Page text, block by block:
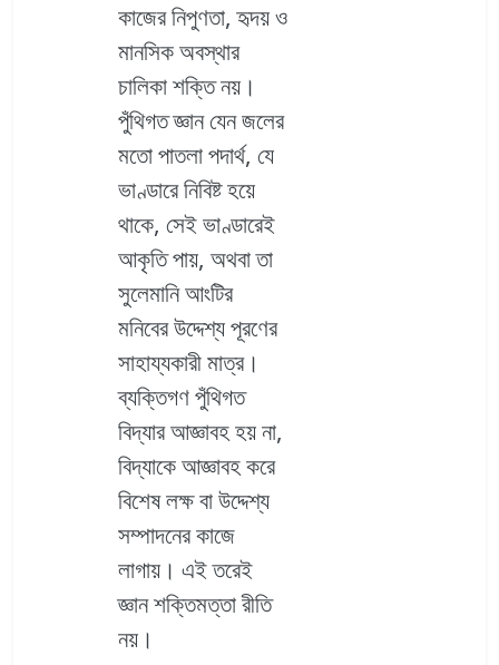
কাজের নিপুণতা, হৃদয় ও
মানসিক অবস্থার
চালিকা শক্তি নয়।
পুঁথিগত জ্ঞান যেন জলের
মতো পাতলা পদার্থ, যে
ভাণ্ডারে নিবিষ্ট হয়ে
থাকে, সেই ভাণ্ডারেই
আকৃতি পায়, অথবা তা
সুলেমানি আংটির
মনিবের উদ্দেশ্য পূরণের
সাহায্যকারী মাত্র।
ব্যক্তিগণ পুঁথিগত
বিদ্যার আজ্ঞাবহ হয় না,
বিদ্যাকে আজ্ঞাবহ করে
বিশেষ লক্ষ বা উদ্দেশ্য
সম্পাদনের কাজে
লাগায়। এই তরেই
জ্ঞান শক্তিমত্তা রীতি
নয়।